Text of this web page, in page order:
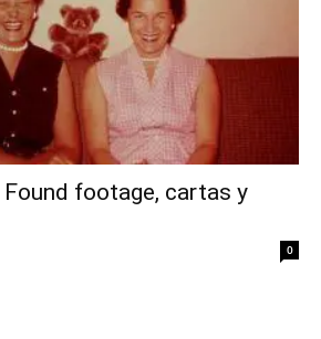
Found footage, cartas y
0